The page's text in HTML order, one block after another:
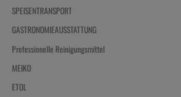
SPEISENTRANSPORT
GASTRONOMIEAUSSTATTUNG
Professionelle Reinigungsmittel
MEIKO
ETOL